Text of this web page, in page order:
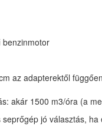
benzinmotor
az adapterektől függően
akár 1500 m3/óra (a
jó választás,